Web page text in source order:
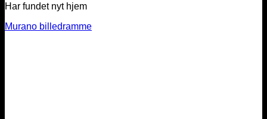
Har fundet nyt hjem
Murano billedramme